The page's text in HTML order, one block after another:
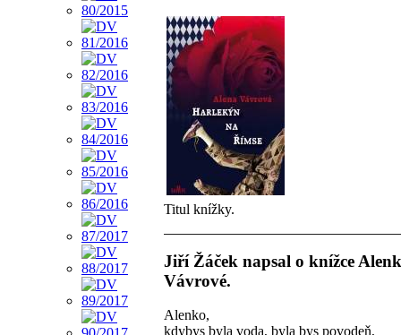
Titul knížky.
Jiří Žáček napsal o knížce
Vávrové.
Alenko,
kdybys byla voda, byla bys povodeň,